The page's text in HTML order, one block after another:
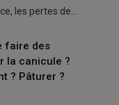
paille fraîche et de
de foin qui est
quotidienne (de 5 h
aux laitières et
davantage de
de mélange.
les pertes de…
faire des
la canicule ?
? Pâturer ?